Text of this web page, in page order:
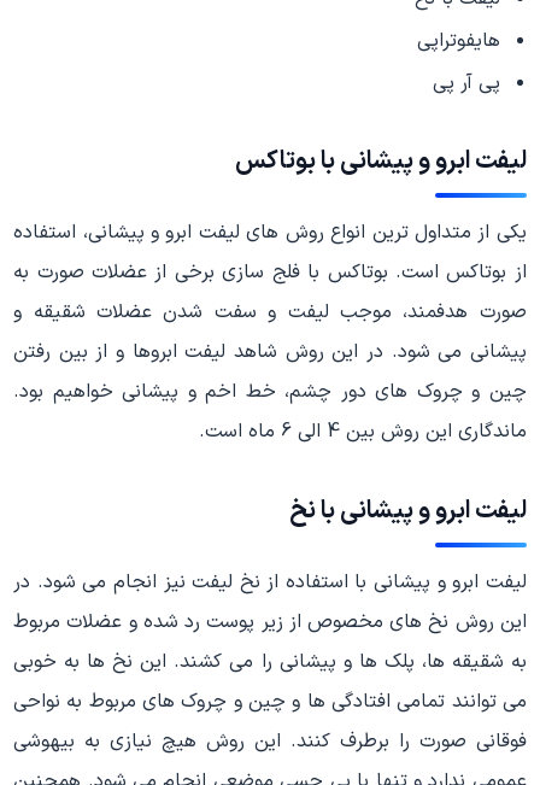
هایفوتراپی
پی آر پی
لیفت ابرو و پیشانی با بوتاکس
یکی از متداول ترین انواع روش های لیفت ابرو و پیشانی، استفاده
از بوتاکس است. بوتاکس با فلج سازی برخی از عضلات صورت به
صورت هدفمند، موجب لیفت و سفت شدن عضلات شقیقه و
پیشانی می شود. در این روش شاهد لیفت ابروها و از بین رفتن
چین و چروک های دور چشم، خط اخم و پیشانی خواهیم بود.
ماندگاری این روش بین 4 الی 6 ماه است.
لیفت ابرو و پیشانی با نخ
لیفت ابرو و پیشانی با استفاده از نخ لیفت نیز انجام می شود. در
این روش نخ های مخصوص از زیر پوست رد شده و عضلات مربوط
به شقیقه ها، پلک ها و پیشانی را می کشند. این نخ ها به خوبی
می توانند تمامی افتادگی ها و چین و چروک های مربوط به نواحی
فوقانی صورت را برطرف کنند. این روش هیچ نیازی به بیهوشی